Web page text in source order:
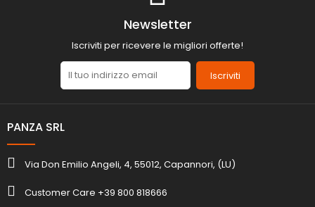
Newsletter
Iscriviti per ricevere le migliori offerte!
Iscriviti
PANZA SRL
Via Don Emilio Angeli, 4, 55012, Capannori, (LU)
Customer Care +39 800 818666